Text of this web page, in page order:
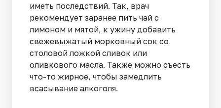
иметь последствий. Так, врач
рекомендует заранее пить чай с
лимоном и мятой, к ужину добавить
свежевыжатый морковный сок со
столовой ложкой сливок или
оливкового масла. Также можно съесть
что-то жирное, чтобы замедлить
всасывание алкоголя.